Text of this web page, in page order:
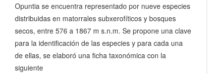
Opuntia se encuentra representado por nueve especies
distribuidas en matorrales subxerofíticos y bosques
secos, entre 576 a 1867 m s.n.m. Se propone una clave
para la identificación de las especies y para cada una
de ellas, se elaboró una ficha taxonómica con la
siguiente